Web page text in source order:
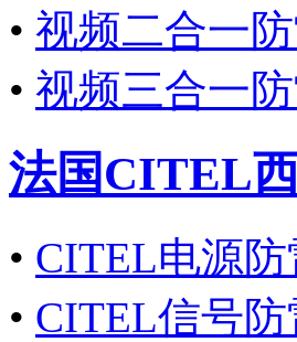
• 视频二合一
• 视频三合一
法国CITEL
• CITEL电源防
• CITEL信号防